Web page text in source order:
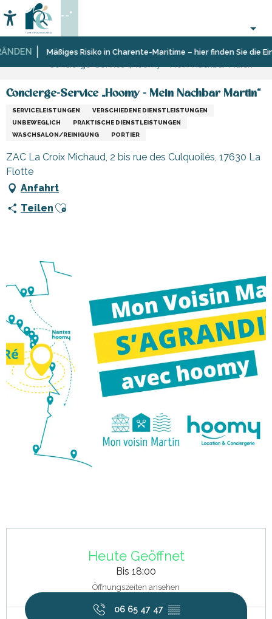
au
contenu
principal
Mäßiges Risiko in Charente-Maritime – hier finden Sie die
Accessibilité
Suche
--°
Startseite
Sich
GeschäfteGeschäfte
Concierge-Service „Hoomy - Mein Nachbar Martin“
SERVICELEISTUNGEN
VERSCHIEDENE DIENSTLEISTUNGEN
UNBEWEGLICH
PRAKTISCHE DIENSTLEISTUNGEN
WASCHSALON/REINIGUNG
PORTIER
ZAC La Croix Michaud, 2 bis rue des Culquoilés, 17630 La
Flotte
Anfahrt
Teilen Ajouter aux favoris
Heute Geöffnet
Bis 18:00
Öffnungszeiten ansehen
06 65 47 47 ▒▒